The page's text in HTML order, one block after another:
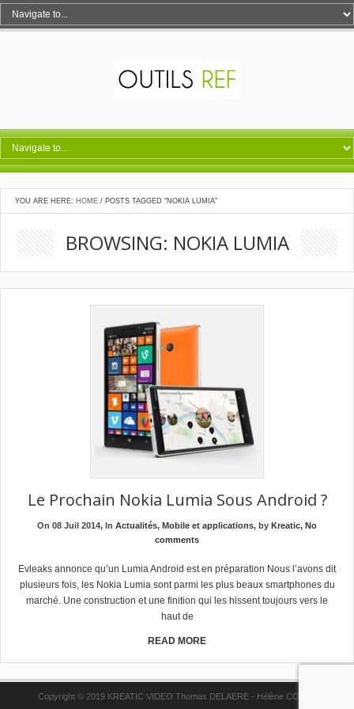
YOU ARE HERE: HOME / POSTS TAGGED "NOKIA LUMIA"
BROWSING: NOKIA LUMIA
Le Prochain Nokia Lumia Sous Android ?
On 08 Juil 2014, In Actualités, Mobile et applications, by Kreatic, No
comments
Evleaks annonce qu’un Lumia Android est en préparation Nous l’avons dit
plusieurs fois, les Nokia Lumia sont parmi les plus beaux smartphones du
marché. Une construction et une finition qui les hissent toujours vers le
haut de
READ MORE
Copyright © 2019 KREATIC VIDEO Thomas DELAERE - Hélène COPPE